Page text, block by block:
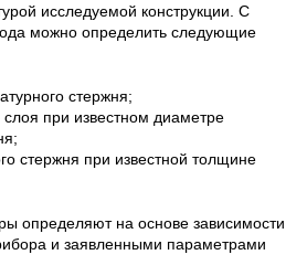
исследуемой конструкции. С
можно определить следующие
стержня;
при известном диаметре
стержня при известной толщине
определяют на основе зависимости
и заявленными параметрами